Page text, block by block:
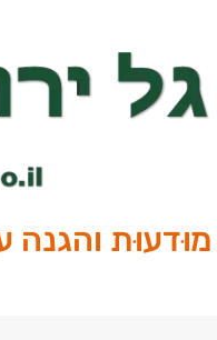
מוּדעוּת והגנה